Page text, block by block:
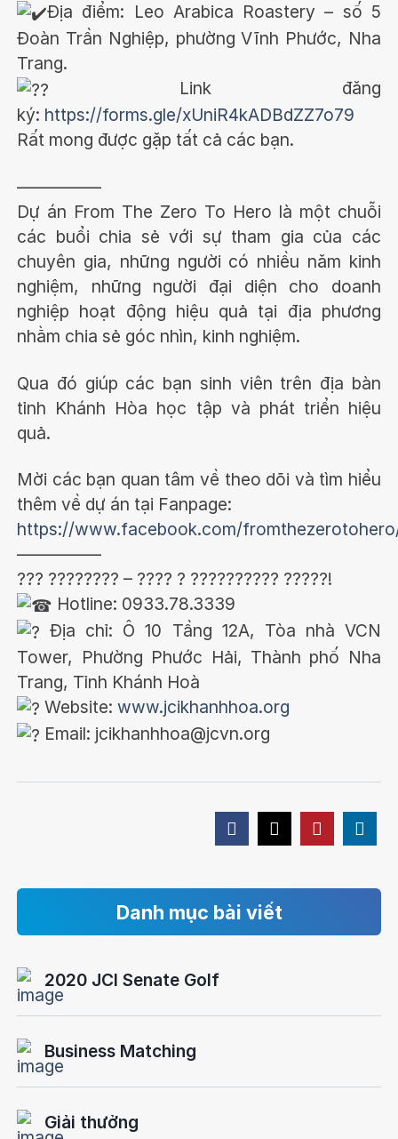
Địa điểm: Leo Arabica Roastery – số 5
Đoàn Trần Nghiệp, phường Vĩnh Phước, Nha
Trang.
Link đăng
ký: https://forms.gle/xUniR4kADBdZZ7o79
Rất mong được gặp tất cả các bạn.
—————
Dự án From The Zero To Hero là một chuỗi
các buổi chia sẻ với sự tham gia của các
chuyên gia, những người có nhiều năm kinh
nghiệm, những người đại diện cho doanh
nghiệp hoạt động hiệu quả tại địa phương
nhằm chia sẻ góc nhìn, kinh nghiệm.
Qua đó giúp các bạn sinh viên trên địa bàn
tỉnh Khánh Hòa học tập và phát triển hiệu
quả.
Mời các bạn quan tâm về theo dõi và tìm hiểu
thêm về dự án tại Fanpage:
https://www.facebook.com/
—————
??? ???????? – ???? ? ?????????? ?????!
Hotline: 0933.78.3339
Địa chỉ: Ô 10 Tầng 12A, Tòa nhà VCN
Tower, Phường Phước Hải, Thành phố Nha
Trang, Tỉnh Khánh Hoà
Website:www.jcikhanhhoa.org
Email: jcikhanhhoa@jcvn.org
Danh mục bài viết
2020 JCI Senate Golf
Business Matching
Giải thưởng